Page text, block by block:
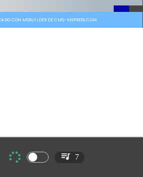
CON MSBUILDER DE CMS-MSPRESS.COM
7